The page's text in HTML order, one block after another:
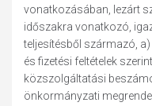
vonatkozásában, lezárt
időszakra vonatkozó,
teljesítésből származó,
és fizetési feltételek
közszolgáltatási
önkormányzati